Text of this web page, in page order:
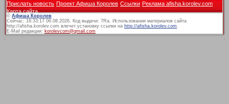
Прислать новость Проект Афиша Королев Ссылки Реклама afisha.korolev.com
Карта сайта
© Афиша Королев
Сейчас: 16:33:17 06.08.2026. Код выдачи: 7Ra. Использовании материалов сайта
http://afisha.korolev.com влечет установку ссылки на http://afisha.korolev.com.
E-Mail редакции: korolevcom@gmail.com